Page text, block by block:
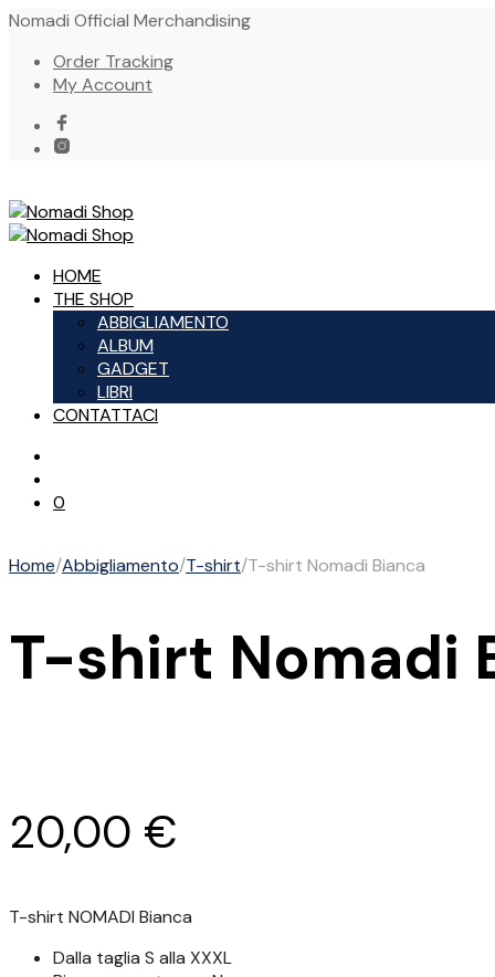
Nomadi Official Merchandising
Order Tracking
My Account
HOME
THE SHOP
ABBIGLIAMENTO
ALBUM
GADGET
LIBRI
CONTATTACI
0
Home/Abbigliamento/T-shirt/T-shirt Nomadi Bianca
T-shirt Nomadi
20,00 €
T-shirt NOMADI Bianca
Dalla taglia S alla XXXL